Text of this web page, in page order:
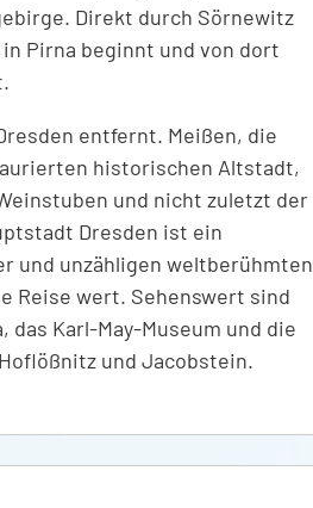
Direkt durch Sörnewitz
Pirna beginnt und von dort
entfernt. Meißen, die
historischen Altstadt,
und nicht zuletzt der
Dresden ist ein
und unzähligen weltberühmten
Reise wert. Sehenswert sind
Karl-May-Museum und die
und Jacobstein.